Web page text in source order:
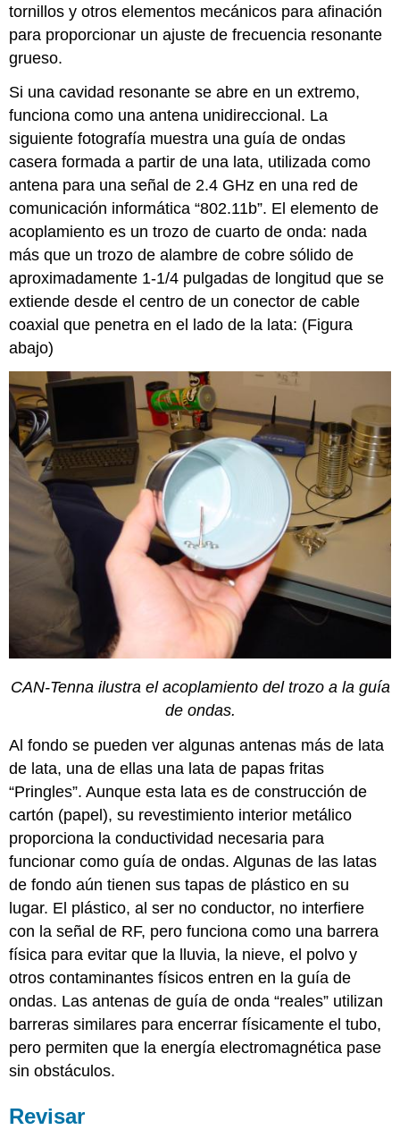
tornillos y otros elementos mecánicos para afinación
para proporcionar un ajuste de frecuencia resonante
grueso.
Si una cavidad resonante se abre en un extremo,
funciona como una antena unidireccional. La
siguiente fotografía muestra una guía de ondas
casera formada a partir de una lata, utilizada como
antena para una señal de 2.4 GHz en una red de
comunicación informática “802.11b”. El elemento de
acoplamiento es un trozo de cuarto de onda: nada
más que un trozo de alambre de cobre sólido de
aproximadamente 1-1/4 pulgadas de longitud que se
extiende desde el centro de un conector de cable
coaxial que penetra en el lado de la lata: (Figura
abajo)
CAN-Tenna ilustra el acoplamiento del trozo a la guía
de ondas.
Al fondo se pueden ver algunas antenas más de lata
de lata, una de ellas una lata de papas fritas
“Pringles”. Aunque esta lata es de construcción de
cartón (papel), su revestimiento interior metálico
proporciona la conductividad necesaria para
funcionar como guía de ondas. Algunas de las latas
de fondo aún tienen sus tapas de plástico en su
lugar. El plástico, al ser no conductor, no interfiere
con la señal de RF, pero funciona como una barrera
física para evitar que la lluvia, la nieve, el polvo y
otros contaminantes físicos entren en la guía de
ondas. Las antenas de guía de onda “reales” utilizan
barreras similares para encerrar físicamente el tubo,
pero permiten que la energía electromagnética pase
sin obstáculos.
Revisar